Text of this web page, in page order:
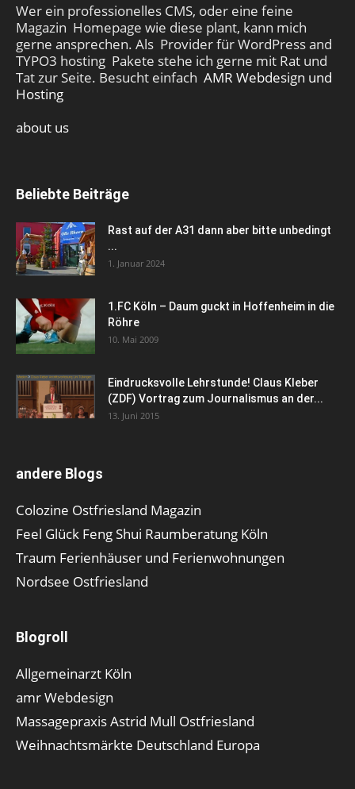
Wer ein professionelles CMS, oder eine feine
Magazin Homepage wie diese plant, kann mich
gerne ansprechen. Als Provider für WordPress and
TYPO3 hosting Pakete stehe ich gerne mit Rat und
Tat zur Seite. Besucht einfach AMR Webdesign und
Hosting
about us
Beliebte Beiträge
Rast auf der A31 dann aber bitte unbedingt
...
1. Januar 2024
1.FC Köln – Daum guckt in Hoffenheim in die
Röhre
10. Mai 2009
Eindrucksvolle Lehrstunde! Claus Kleber
(ZDF) Vortrag zum Journalismus an der...
13. Juni 2015
andere Blogs
Colozine Ostfriesland Magazin
Feel Glück Feng Shui Raumberatung Köln
Traum Ferienhäuser und Ferienwohnungen
Nordsee Ostfriesland
Blogroll
Allgemeinarzt Köln
amr Webdesign
Massagepraxis Astrid Mull Ostfriesland
Weihnachtsmärkte Deutschland Europa